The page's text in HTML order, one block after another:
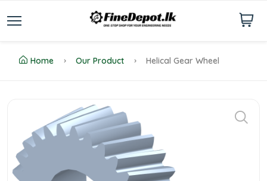
Home Our Product Helical Gear Wheel